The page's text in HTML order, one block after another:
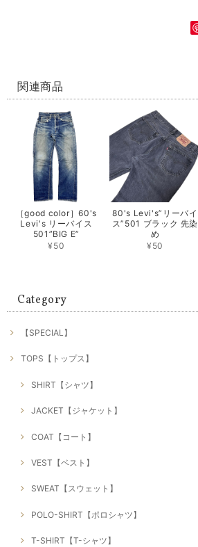
関連商品
［good color］60's
Levi's リーバイス
501”BIG E”
¥50
80's Levi's”リーバイ
ス”501 ブラック 先染
め
¥50
Category
【SPECIAL】
TOPS【トップス】
SHIRT【シャツ】
JACKET【ジャケット】
COAT【コート】
VEST【ベスト】
SWEAT【スウェット】
POLO-SHIRT【ポロシャツ】
T-SHIRT【T-シャツ】